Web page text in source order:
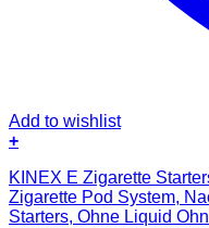
Add to wishlist
+
KINEX E Zigarette
Zigarette Pod System,
Starters, Ohne Liquid